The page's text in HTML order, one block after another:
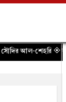
◈ কালিয়াকৈরে মেয়ে